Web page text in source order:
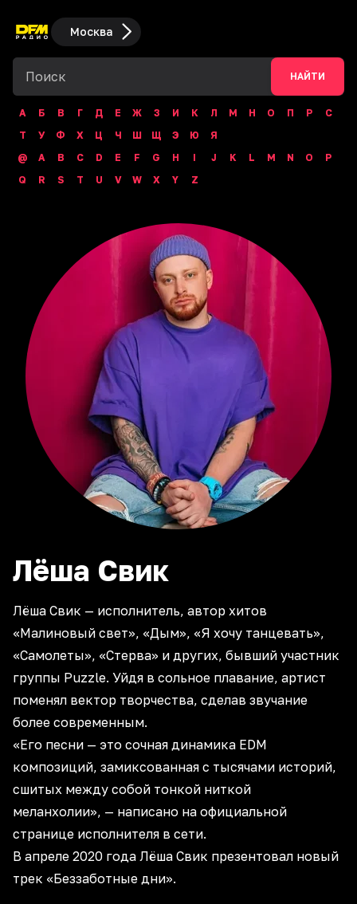
Москва
НАЙТИ
А Б В Г Д Е Ж З И К Л М Н О П Р
С
Т
У Ф Х Ц Ч Ш Щ Э Ю
Я
@
A B C D E F G H I J K L M N O
P
Q
R S T U V W X Y Z
Лёша Свик
Лёша Свик — исполнитель, автор хитов
«Малиновый свет», «Дым», «Я хочу танцевать»,
«Самолеты», «Стерва» и других, бывший участник
группы Puzzle. Уйдя в сольное плавание, артист
поменял вектор творчества, сделав звучание
более современным.
«Его песни — это сочная динамика EDM
композиций, замиксованная с тысячами историй,
сшитых между собой тонкой ниткой
меланхолии», — написано на официальной
странице исполнителя в сети.
В апреле 2020 года Лёша Свик презентовал новый
трек «Беззаботные дни».